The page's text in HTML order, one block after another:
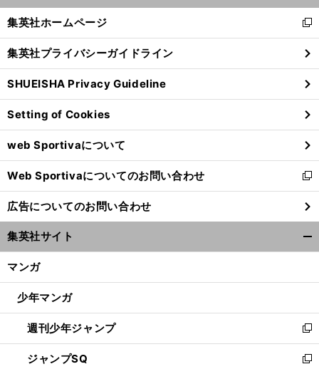
閉
る
集英社ホームページ
新
し
い
ウ
ィ
ン
ド
ウ
で
開
く
集英社プライバシーガイドライン
SHUEISHA Privacy Guideline
Setting of Cookies
web Sportivaについて
Web Sportivaについてのお問い合わせ
新
し
い
ウ
ィ
ン
ウ
開
く
広告についてのお問い合わせ
集英社サイト
マンガ
少年マンガ
週刊少年ジャンプ
新
し
い
ジャンプSQ
新